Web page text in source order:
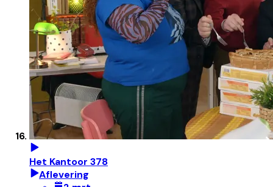
Het Kantoor 378
Aflevering